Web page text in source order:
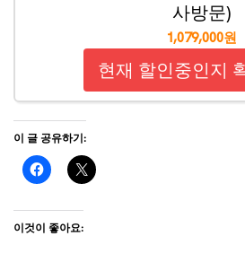
사방문)
1,079,000원
현재 할인중인지
이 글 공유하기:
이것이 좋아요: